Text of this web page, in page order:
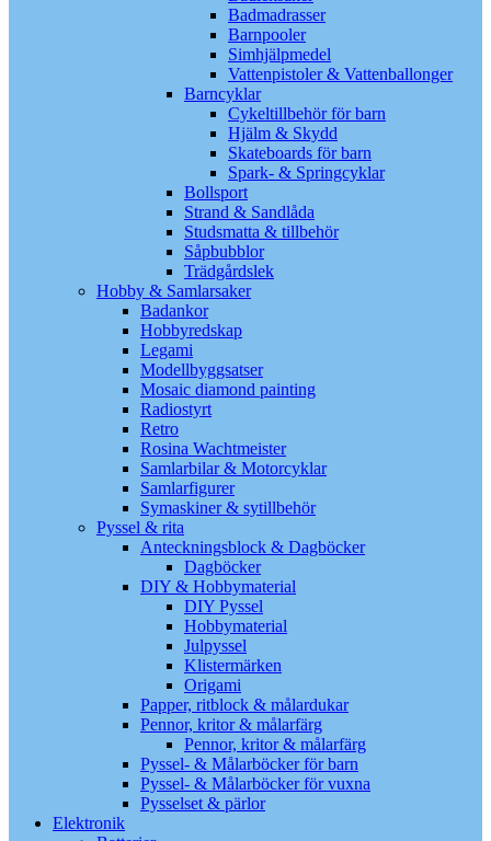
Badmadrasser
Barnpooler
Simhjälpmedel
Vattenpistoler & Vattenballonger
Barncyklar
Cykeltillbehör för barn
Hjälm & Skydd
Skateboards för barn
Spark- & Springcyklar
Bollsport
Strand & Sandlåda
Studsmatta & tillbehör
Såpbubblor
Trädgårdslek
Hobby & Samlarsaker
Badankor
Hobbyredskap
Legami
Modellbyggsatser
Mosaic diamond painting
Radiostyrt
Retro
Rosina Wachtmeister
Samlarbilar & Motorcyklar
Samlarfigurer
Symaskiner & sytillbehör
Pyssel & rita
Anteckningsblock & Dagböcker
Dagböcker
DIY & Hobbymaterial
DIY Pyssel
Hobbymaterial
Julpyssel
Klistermärken
Origami
Papper, ritblock & målardukar
Pennor, kritor & målarfärg
Pennor, kritor & målarfärg
Pyssel- & Målarböcker för barn
Pyssel- & Målarböcker för vuxna
Pysselset & pärlor
Elektronik